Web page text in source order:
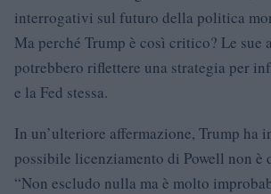
interrogativi sul futuro della politica
Ma perché Trump è così critico? Le sue
potrebbero riflettere una strategia per
e la Fed stessa.
In un’ulteriore affermazione, Trump ha
possibile licenziamento di Powell non è
“Non escludo nulla ma è molto